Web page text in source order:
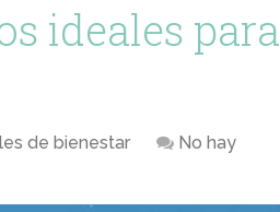
ideales para
de bienestar
No hay